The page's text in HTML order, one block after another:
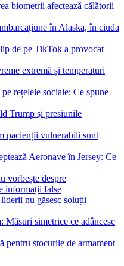
biometrii afectează călătorii
în Alaska, în ciuda
de pe TikTok a provocat
extremă și temperaturi
rețelele sociale: Ce spune
Trump și presiunile
pacienții vulnerabili sunt
Aeronave în Jersey: Ce
vorbește despre
informații false
nu găsesc soluții
simetrice ce adâncesc
pentru stocurile de armament